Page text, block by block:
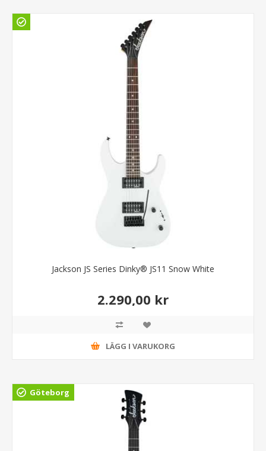
Jackson JS Series Dinky® JS11 Snow White
2.290,00 kr
LÄGG I VARUKORG
Göteborg